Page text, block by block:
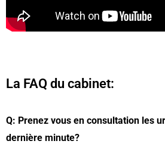
La FAQ du cabinet:
Q: Prenez vous en consultation les
dernière minute?